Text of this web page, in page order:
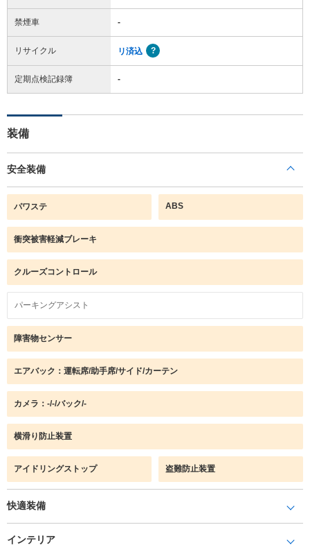
禁煙車 -
リサイクル リ済込
定期点検記録簿 -
装備
安全装備
パワステ ABS
衝突被害軽減ブレーキ
クルーズコントロール
パーキングアシスト
障害物センサー
エアバック：運転席/助手席/サイド/カーテン
カメラ：-/-/バック/-
横滑り防止装置
アイドリングストップ 盗難防止装置
快適装備
インテリア